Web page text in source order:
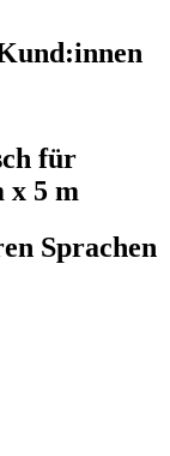
für
x 5 m
Sprachen